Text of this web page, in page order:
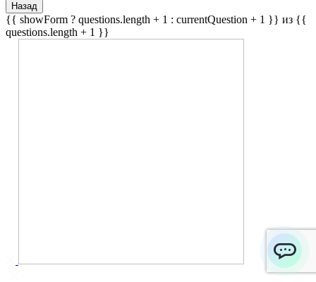
Назад
{{ showForm ? questions.length + 1 : currentQuestion + 1 }} из {{
questions.length + 1 }}